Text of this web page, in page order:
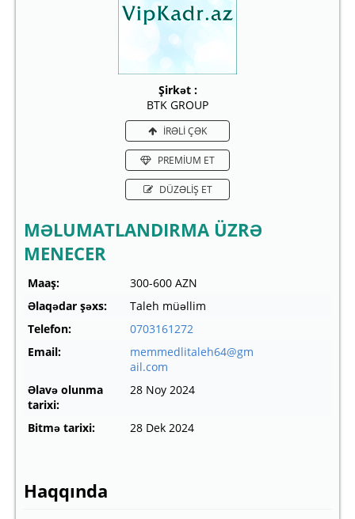
Şirkət :
BTK GROUP
İRƏLİ ÇƏK
PREMİUM ET
DÜZƏLİŞ ET
MƏLUMATLANDIRMA ÜZRƏ
MENECER
Maaş:
300-600 AZN
Əlaqədar şəxs:
Taleh müəllim
Telefon:
0703161272
Email:
memmedlitaleh64@gm
ail.com
Əlavə olunma
tarixi:
28 Noy 2024
Bitmə tarixi: 28 Dek 2024
Haqqında